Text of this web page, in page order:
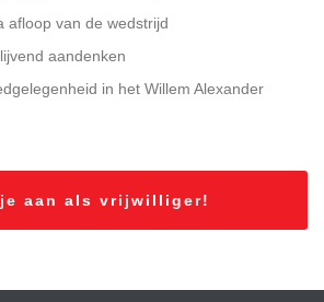
afloop van de wedstrijd
aandenken
in het Willem Alexander
je aan als vrijwilliger!